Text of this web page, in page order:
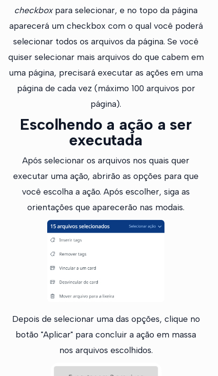
checkboxpara selecionar, e no topo da página
aparecerá um checkbox com o qual você poderá
selecionar todos os arquivos da página. Se você
quiser selecionar mais arquivos do que cabem em
uma página, precisará executar as ações em uma
página de cada vez (máximo 100 arquivos por
página).
Escolhendo a ação a ser
executada
Após selecionar os arquivos nos quais quer
executar uma ação, abrirão as opções para que
você escolha a ação. Após escolher, siga as
orientações que aparecerão nas modais.
Depois de selecionar uma das opções, clique no
botão "Aplicar" para concluir a ação em massa
nos arquivos escolhidos.